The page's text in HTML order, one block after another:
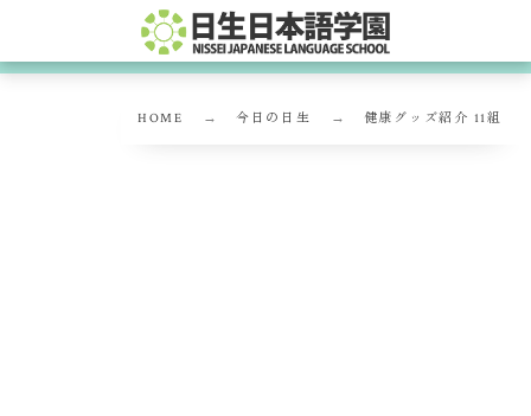
HOME 今日の日生 健康グッズ紹介 11組